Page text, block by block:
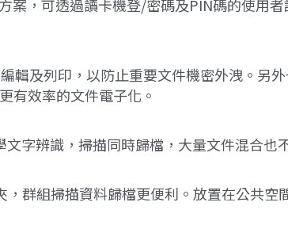
案，可透過讀卡機登/密碼及PIN碼的使用
輯及列印，以防止重要文件機密外洩。另
有效率的文件電子化。
字辨識，掃描同時歸檔，大量文件混合也
群組掃描資料歸檔更便利。放置在公共空